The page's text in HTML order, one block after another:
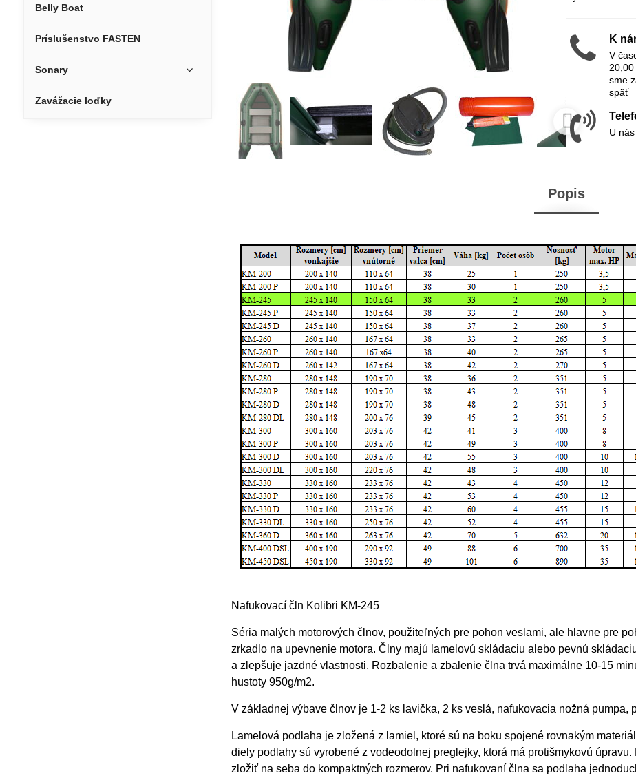
K
V
sme
späť
U
Popis
Nafukovací čln Kolibri KM-245
Séria malých motorových člnov, použiteľných pre pohon veslami, ale hlavne pre
zrkadlo na upevnenie motora. Člny majú lamelovú skládaciu alebo pevnú
a zlepšuje jazdné vlastnosti. Rozbalenie a zbalenie člna trvá maximálne 10-15
hustoty 950g/m2.
V základnej výbave člnov je 1-2 ks lavička, 2 ks veslá, nafukovacia nožná pumpa,
Lamelová podlaha je zložená z lamiel, ktoré sú na boku spojené rovnakým
diely podlahy sú vyrobené z vodeodolnej preglejky, ktorá má protišmykovú
zložiť na seba do kompaktných rozmerov. Pri nafukovaní člna sa podlaha
Belly Boat
Príslušenstvo FASTEN
Sonary
Zavážacie loďky